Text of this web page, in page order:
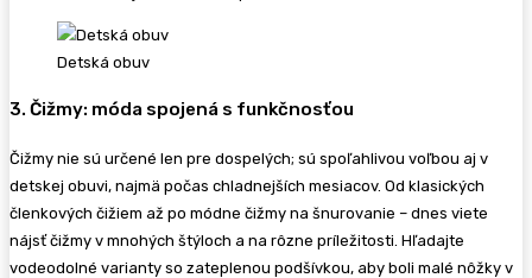
Detská obuv
3. Čižmy: móda spojená s funkčnosťou
Čižmy nie sú určené len pre dospelých; sú spoľahlivou voľbou aj v
detskej obuvi, najmä počas chladnejších mesiacov. Od klasických
členkových čižiem až po módne čižmy na šnurovanie – dnes viete
nájsť čižmy v mnohých štýloch a na rôzne príležitosti. Hľadajte
vodeodolné varianty so zateplenou podšívkou, aby boli malé nôžky v